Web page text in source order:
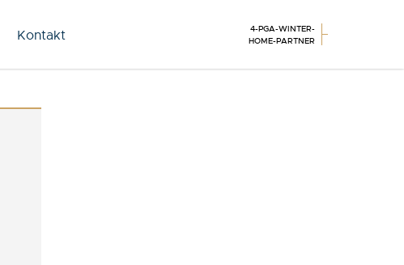
Kontakt
4-PGA-WINTER-
HOME-PARTNER